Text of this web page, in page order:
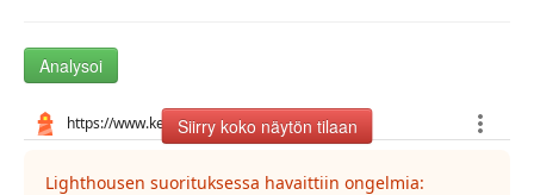
Analysoi
Siirry koko näytön tilaan